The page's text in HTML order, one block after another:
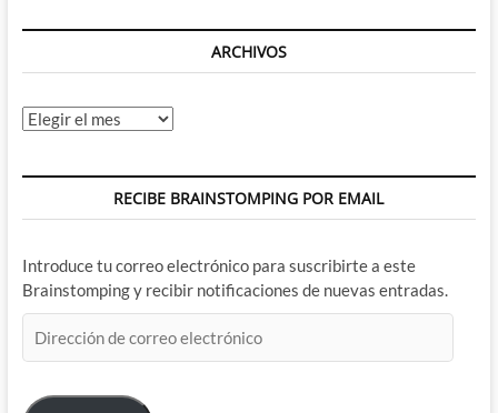
ARCHIVOS
Archivos
RECIBE BRAINSTOMPING POR EMAIL
Introduce tu correo electrónico para suscribirte a este
Brainstomping y recibir notificaciones de nuevas entradas.
de
electrónico